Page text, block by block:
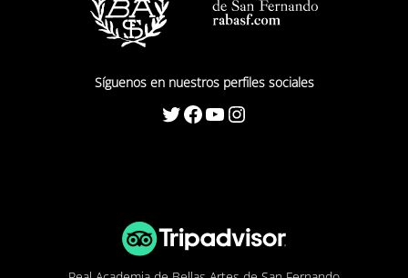
Síguenos en nuestros perfiles sociales
Twitter Facebook YouTube Instagram